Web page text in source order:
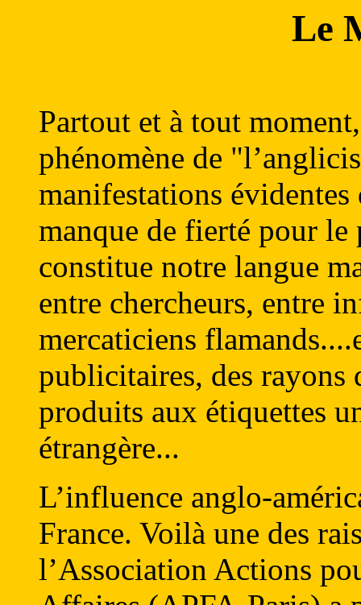
Le
Partout et à tout
phénomène de
manifestations
manque de fierté pour
constitue notre langue
entre chercheurs, entre
mercaticiens
publicitaires, des rayons
produits aux étiquettes
étrangère...
L’influence anglo-
France. Voilà une des
l’Association Actions